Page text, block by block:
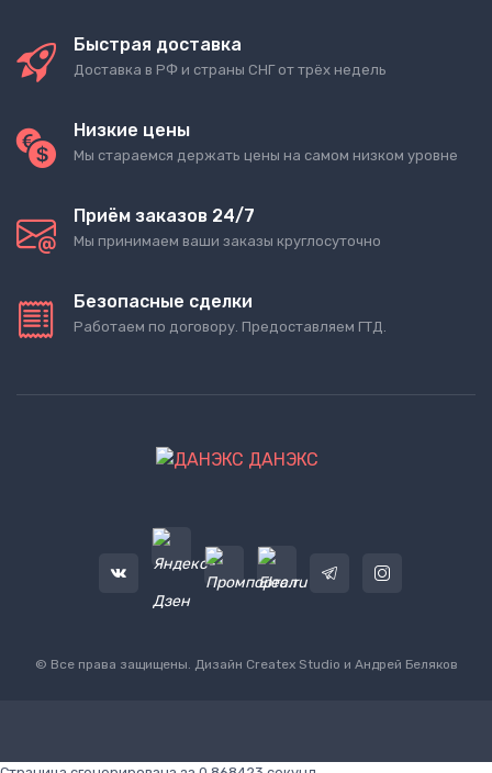
Быстрая доставка
Доставка в РФ и страны СНГ от трёх недель
Низкие цены
Мы стараемся держать цены на самом низком уровне
Приём заказов 24/7
Мы принимаем ваши заказы круглосуточно
Безопасные сделки
Работаем по договору. Предоставляем ГТД.
ДАНЭКС
© Все права защищены. Дизайн Createx Studio и Андрей Беляков